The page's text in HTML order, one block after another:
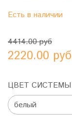
Есть в наличии
4414.00 руб
2220.00 руб
ЦВЕТ СИСТЕМЫ